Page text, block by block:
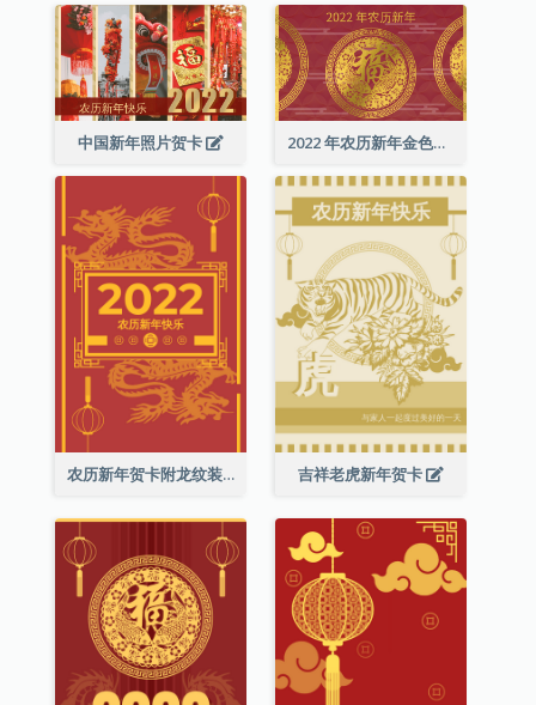
中国新年照片贺卡 2022 年农历新年金色贺卡
农历新年贺卡附龙纹装饰 吉祥老虎新年贺卡